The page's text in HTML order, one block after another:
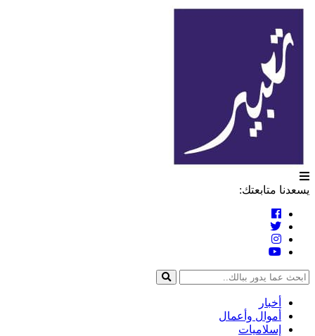
التخطي
المحتوى
يسعدنا متابعتك:
أخبار
أموال وأعمال
إسلاميات